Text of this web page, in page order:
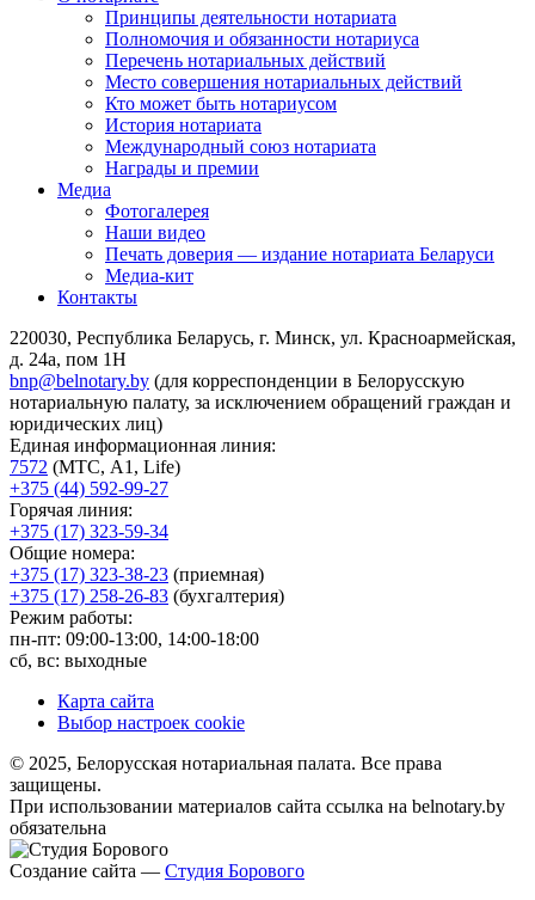
Принципы деятельности нотариата
Полномочия и обязанности нотариуса
Перечень нотариальных действий
Место совершения нотариальных действий
Кто может быть нотариусом
История нотариата
Международный союз нотариата
Награды и премии
Медиа
Фотогалерея
Наши видео
Печать доверия — издание нотариата Беларуси
Медиа-кит
Контакты
220030, Республика Беларусь, г. Минск, ул. Красноармейская,
д. 24а, пом 1Н
bnp@belnotary.by (для корреспонденции в Белорусскую
нотариальную палату, за исключением обращений граждан и
юридических лиц)
Единая информационная линия:
7572 (МТС, A1, Life)
+375 (44) 592-99-27
Горячая линия:
+375 (17) 323-59-34
Общие номера:
+375 (17) 323-38-23 (приемная)
+375 (17) 258-26-83 (бухгалтерия)
Режим работы:
пн-пт: 09:00-13:00, 14:00-18:00
сб, вс: выходные
Карта сайта
Выбор настроек cookie
© 2025, Белорусская нотариальная палата. Все права
защищены.
При использовании материалов сайта ссылка на belnotary.by
обязательна
Создание сайта — Студия Борового